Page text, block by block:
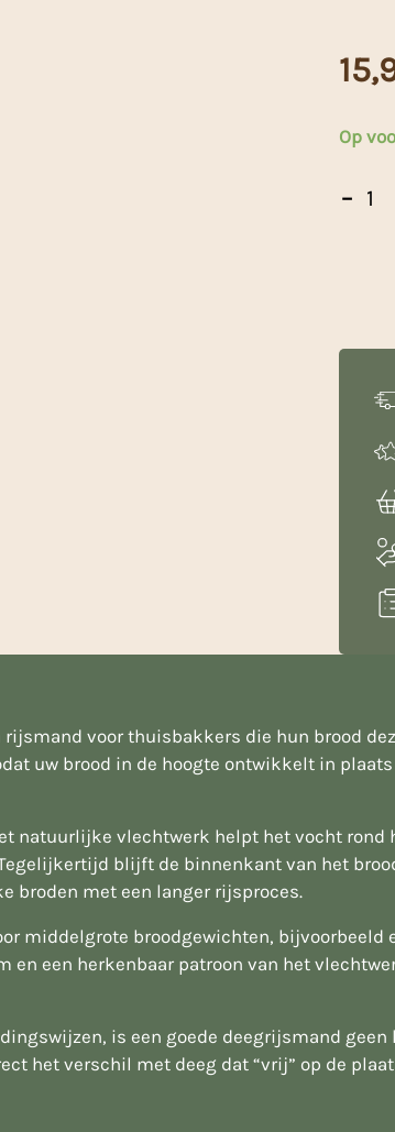
Op
-
voor thuisbakkers die hun brood
uw brood in de hoogte ontwikkelt in
natuurlijke vlechtwerk helpt het vocht
blijft de binnenkant van het
broden met een langer rijsproces.
middelgrote broodgewichten,
en een herkenbaar patroon van het
is een goede deegrijsmand
het verschil met deeg dat “vrij” op de